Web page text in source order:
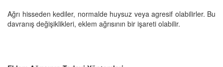
Ağrı hisseden kediler, normalde huysuz veya agresif olabilirler. Bu
davranış değişiklikleri, eklem ağrısının bir işareti olabilir.